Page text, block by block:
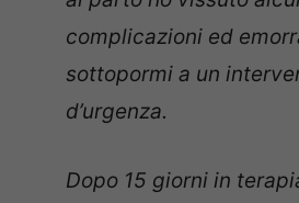
complicazioni ed
sottopormi a un
d’urgenza.
Dopo 15 giorni in